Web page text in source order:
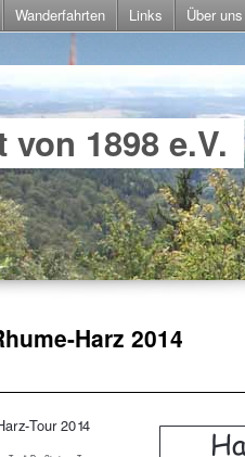
Wanderfahrten Links Über uns
1898 e.V.
Harz 2014